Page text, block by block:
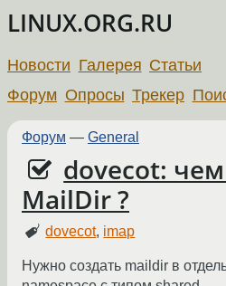
LINUX.ORG.RU
Новости Галерея Статьи
Форум Опросы Трекер
Форум — General
dovecot:
MailDir ?
dovecot, imap
Нужно создать maildir в